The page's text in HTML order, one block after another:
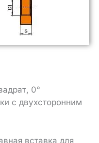
0°
с двухсторонним
вставка для